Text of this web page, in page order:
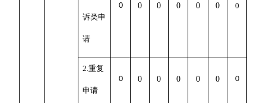
诉类申
请
0 0 0 0 0 0 0
2.重复
申请
0 0 0 0 0 0 0